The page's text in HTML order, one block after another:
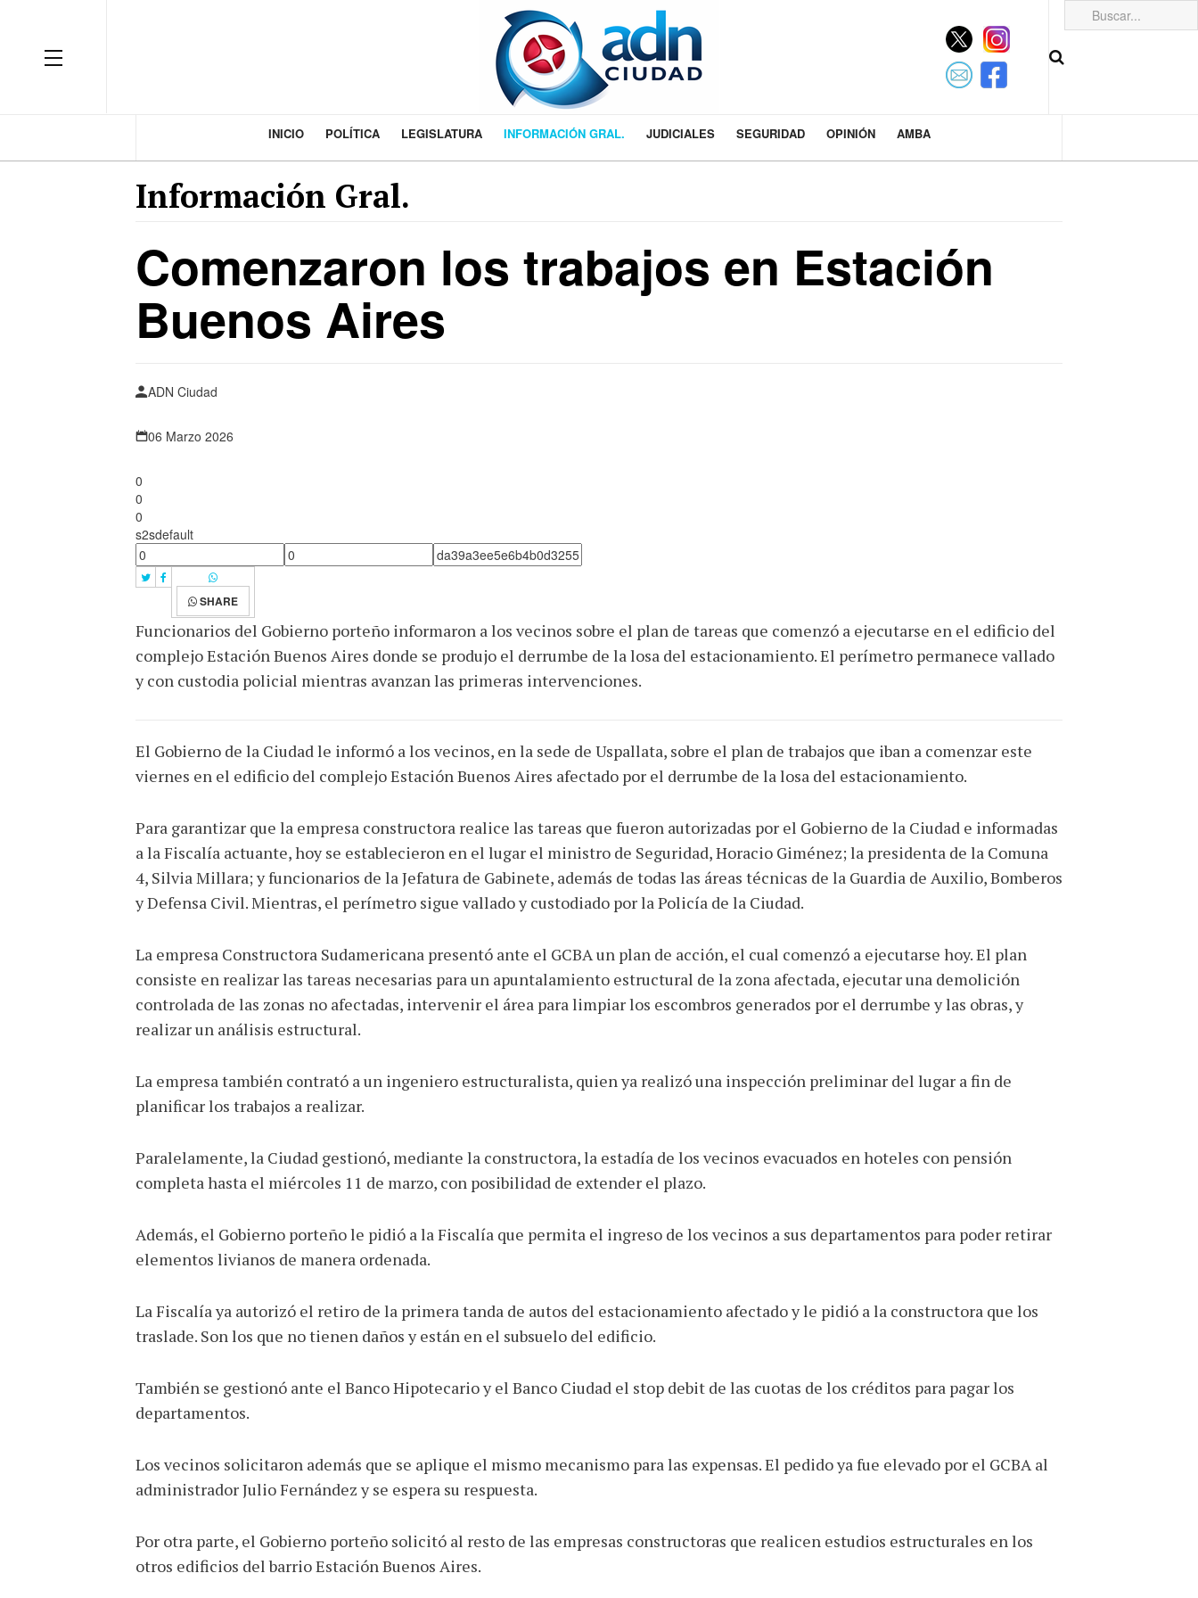
INICIO POLÍTICA LEGISLATURA INFORMACIÓN GRAL. JUDICIALES SEGURIDAD OPINIÓN AMBA
Información Gral.
Comenzaron los trabajos en Estación
Buenos Aires
ADN Ciudad
06 Marzo 2026
0
0
0
s2sdefault
SHARE
Funcionarios del Gobierno porteño informaron a los vecinos sobre el plan de tareas que comenzó a ejecutarse en el edificio del
complejo Estación Buenos Aires donde se produjo el derrumbe de la losa del estacionamiento. El perímetro permanece vallado
y con custodia policial mientras avanzan las primeras intervenciones.
El Gobierno de la Ciudad le informó a los vecinos, en la sede de Uspallata, sobre el plan de trabajos que iban a comenzar este
viernes en el edificio del complejo Estación Buenos Aires afectado por el derrumbe de la losa del estacionamiento.
Para garantizar que la empresa constructora realice las tareas que fueron autorizadas por el Gobierno de la Ciudad e informadas
a la Fiscalía actuante, hoy se establecieron en el lugar el ministro de Seguridad, Horacio Giménez; la presidenta de la Comuna
4, Silvia Millara; y funcionarios de la Jefatura de Gabinete, además de todas las áreas técnicas de la Guardia de Auxilio, Bomberos
y Defensa Civil. Mientras, el perímetro sigue vallado y custodiado por la Policía de la Ciudad.
La empresa Constructora Sudamericana presentó ante el GCBA un plan de acción, el cual comenzó a ejecutarse hoy. El plan
consiste en realizar las tareas necesarias para un apuntalamiento estructural de la zona afectada, ejecutar una demolición
controlada de las zonas no afectadas, intervenir el área para limpiar los escombros generados por el derrumbe y las obras, y
realizar un análisis estructural.
La empresa también contrató a un ingeniero estructuralista, quien ya realizó una inspección preliminar del lugar a fin de
planificar los trabajos a realizar.
Paralelamente, la Ciudad gestionó, mediante la constructora, la estadía de los vecinos evacuados en hoteles con pensión
completa hasta el miércoles 11 de marzo, con posibilidad de extender el plazo.
Además, el Gobierno porteño le pidió a la Fiscalía que permita el ingreso de los vecinos a sus departamentos para poder retirar
elementos livianos de manera ordenada.
La Fiscalía ya autorizó el retiro de la primera tanda de autos del estacionamiento afectado y le pidió a la constructora que los
traslade. Son los que no tienen daños y están en el subsuelo del edificio.
También se gestionó ante el Banco Hipotecario y el Banco Ciudad el stop debit de las cuotas de los créditos para pagar los
departamentos.
Los vecinos solicitaron además que se aplique el mismo mecanismo para las expensas. El pedido ya fue elevado por el GCBA al
administrador Julio Fernández y se espera su respuesta.
Por otra parte, el Gobierno porteño solicitó al resto de las empresas constructoras que realicen estudios estructurales en los
otros edificios del barrio Estación Buenos Aires.